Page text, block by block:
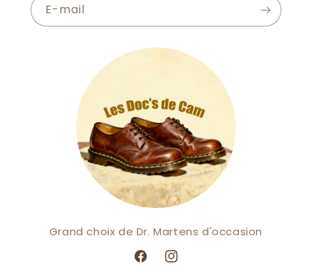
E-mail
Grand choix de Dr. Martens d'occasion